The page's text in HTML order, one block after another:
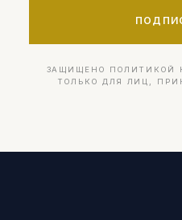
ЗАЩИЩЕНО ПОЛИТИКОЙ
ТОЛЬКО ДЛЯ ЛИЦ,